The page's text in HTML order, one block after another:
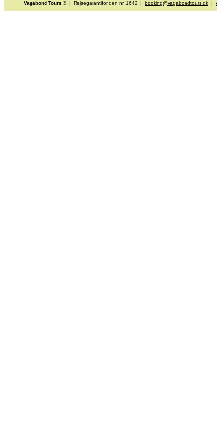
Vagabond Tours ®| Rejsegarantifonden nr. 1642 | booking@vagabondtours.dk |